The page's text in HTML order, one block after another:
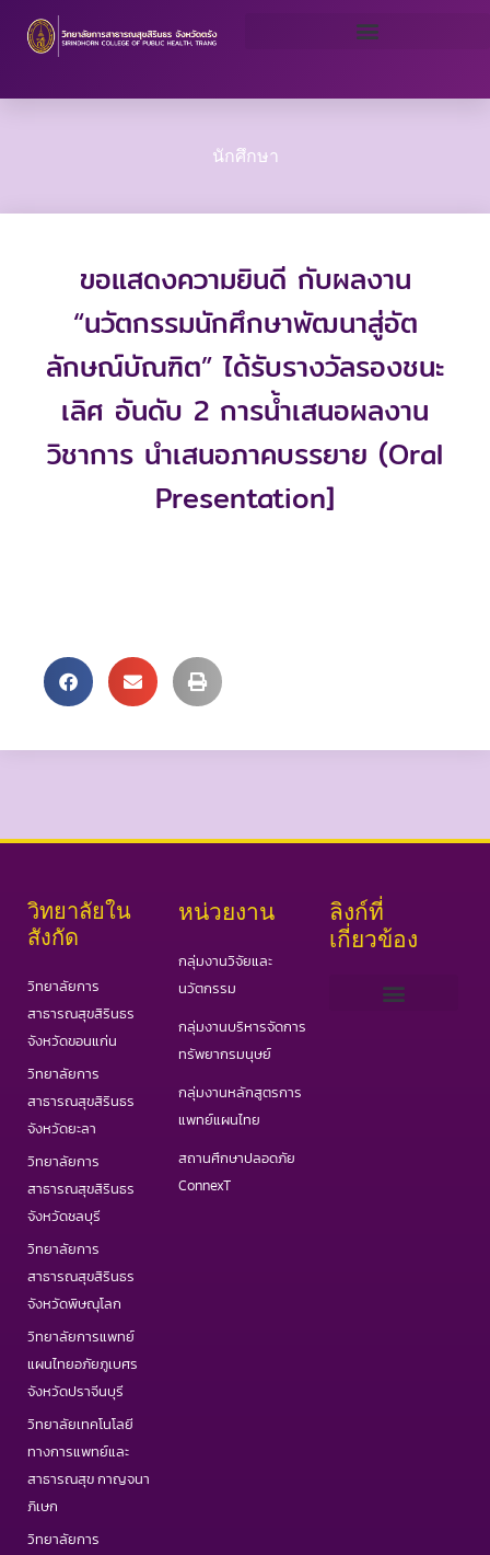
นักศึกษา
ขอแสดงความยินดี กับผลงาน
“นวัตกรรมนักศึกษาพัฒนาสู่อัต
ลักษณ์บัณฑิต” ได้รับรางวัลรองชนะ
เลิศ อันดับ 2 การน้ำเสนอผลงาน
วิชาการ นำเสนอภาคบรรยาย (Oral
Presentation]
วิทยาลัยใน
สังกัด
วิทยาลัยการ
สาธารณสุขสิรินธร
จังหวัดขอนแก่น
วิทยาลัยการ
สาธารณสุขสิรินธร
จังหวัดยะลา
วิทยาลัยการ
สาธารณสุขสิรินธร
จังหวัดชลบุรี
วิทยาลัยการ
สาธารณสุขสิรินธร
จังหวัดพิษณุโลก
วิทยาลัยการแพทย์
แผนไทยอภัยภูเบศร
จังหวัดปราจีนบุรี
วิทยาลัยเทคโนโลยี
ทางการแพทย์และ
สาธารณสุข กาญจนา
ภิเษก
วิทยาลัยการ
หน่วยงาน
กลุ่มงานวิจัยและ
นวัตกรรม
กลุ่มงานบริหารจัดการ
ทรัพยากรมนุษย์
กลุ่มงานหลักสูตรการ
แพทย์แผนไทย
สถานศึกษาปลอดภัย
ConnexT
ลิงก์ที่
เกี่ยวข้อง